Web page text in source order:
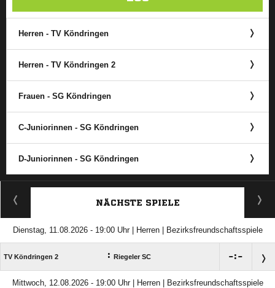
Herren - TV Köndringen
Herren - TV Köndringen 2
Frauen - SG Köndringen
C-Juniorinnen - SG Köndringen
D-Juniorinnen - SG Köndringen
ANZEIGE
NÄCHSTE SPIELE
Dienstag, 11.08.2026 - 19:00 Uhr | Herren | Bezirksfreundschaftsspiele
TV Köndringen 2 : Riegeler SC :
Mittwoch, 12.08.2026 - 19:00 Uhr | Herren | Bezirksfreundschaftsspiele